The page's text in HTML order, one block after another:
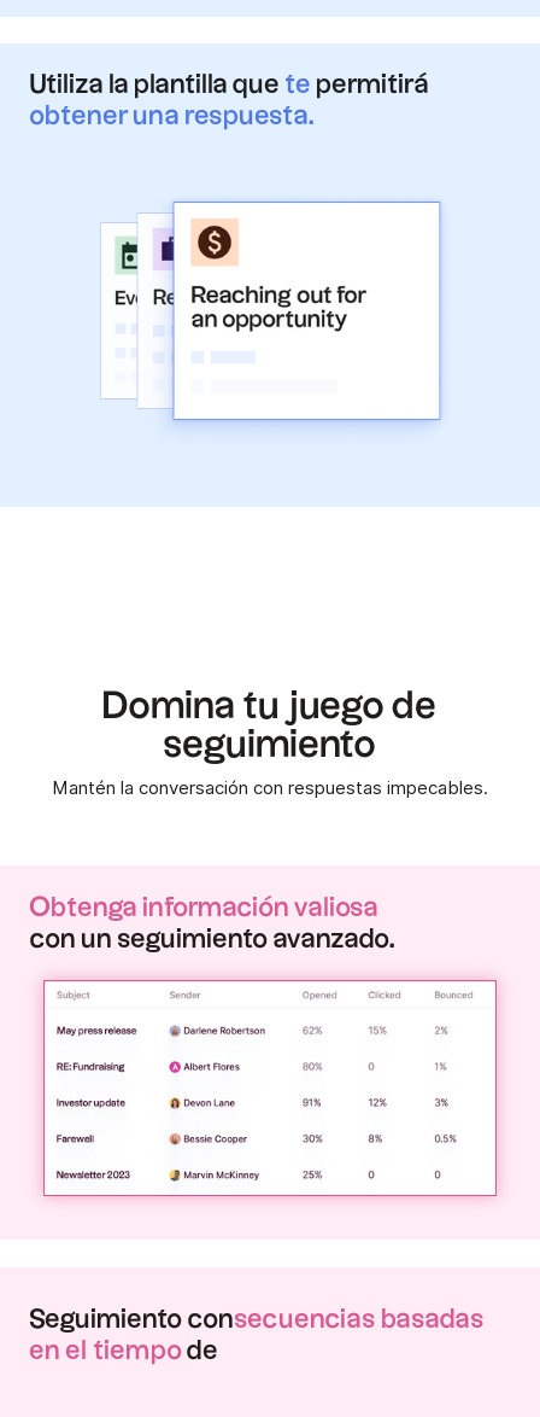
Utiliza la plantilla que te permitirá
obtener una respuesta.
Domina tu juego de
seguimiento
Mantén la conversación con respuestas impecables.
Obtenga información valiosa
con un seguimiento avanzado.
Seguimiento consecuencias basadas
en el tiempode